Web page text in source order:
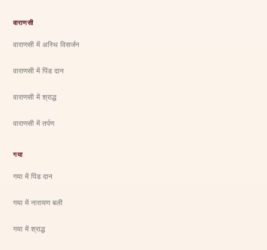
वाराणसी
वाराणसी में अस्थि विसर्जन
वाराणसी में पिंड दान
वाराणसी में श्राद्ध
वाराणसी में तर्पण
गया
गया में पिंड दान
गया में नारायण बली
गया में श्राद्ध